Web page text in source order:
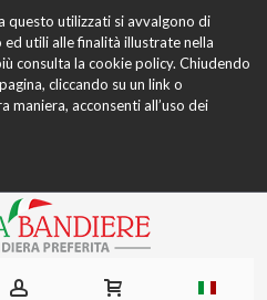
questo utilizzati si avvalgono di
utili alle finalità illustrate nella
consulta la cookie policy. Chiudendo
cliccando su un link o
maniera, acconsenti all’uso dei